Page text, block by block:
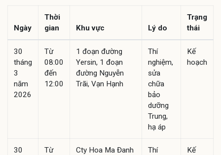
Ngày
Thời
gian
Khu vực Lý do
Trạng
thái
30
tháng
3
năm
2026
Từ
08:00
đến
12:00
1 đoạn đường
Yersin, 1 đoạn
đường Nguyễn
Trãi, Vạn Hạnh
Thí
nghiệm,
sửa
chữa
bảo
dưỡng
Trung,
hạ áp
Kế
hoạch
30
Từ
Cty Hoa Ma Đanh
Thí
Kế